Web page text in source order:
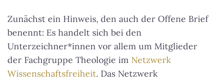
Zunächst ein Hinweis, den auch der Offene Brief
benennt: Es handelt sich bei den
Unterzeichner*innen vor allem um Mitglieder
der Fachgruppe Theologie im Netzwerk
Wissenschaftsfreiheit. Das Netzwerk